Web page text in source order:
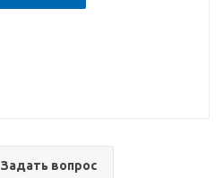
Задать вопрос